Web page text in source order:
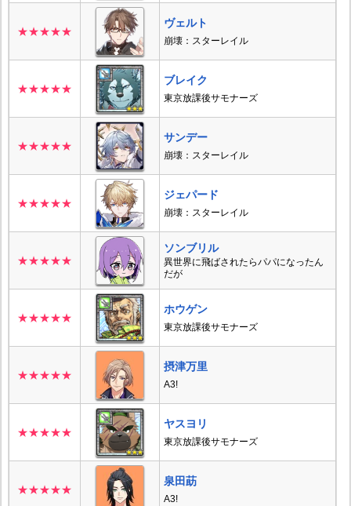
★★★★★
ヴェルト
崩壊：スターレイル
★★★★★
ブレイク
東京放課後サモナーズ
★★★★★
サンデー
崩壊：スターレイル
★★★★★
ジェパード
崩壊：スターレイル
★★★★★
ソンブリル
異世界に飛ばされたらパパになったん
だが
★★★★★
ホウゲン
東京放課後サモナーズ
★★★★★
摂津万里
A3!
★★★★★
ヤスヨリ
東京放課後サモナーズ
★★★★★
泉田莇
A3!